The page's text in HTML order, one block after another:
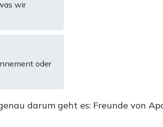
wir
oder
darum geht es: Freunde von